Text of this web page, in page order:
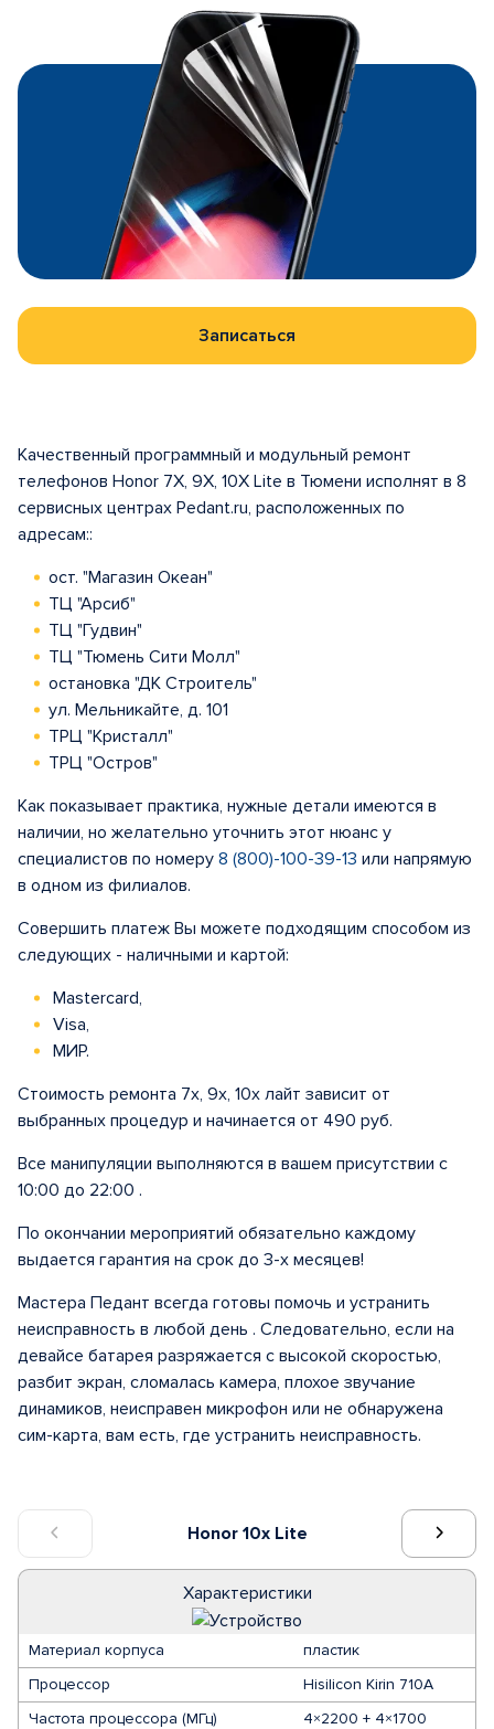
Записаться
Honor 10x Lite
Характеристики
Материал корпуса
пластик
Процессор
Hisilicon Kirin 710A
Частота процессора (МГц)
4×2200 + 4×1700
Качественный программный и модульный ремонт
телефонов Honor 7X, 9X, 10X Lite в Тюмени исполнят в 8
сервисных центрах Pedant.ru, расположенных по
адресам::
ост. "Магазин Океан"
ТЦ "Арсиб"
ТЦ "Гудвин"
ТЦ "Тюмень Сити Молл"
остановка "ДК Строитель"
ул. Мельникайте, д. 101
ТРЦ "Кристалл"
ТРЦ "Остров"
Как показывает практика, нужные детали имеются в
наличии, но желательно уточнить этот нюанс у
специалистов по номеру 8 (800)-100-39-13 или напрямую
в одном из филиалов.
Совершить платеж Вы можете подходящим способом из
следующих - наличными и картой:
Mastercard,
Visa,
МИР.
Стоимость ремонта 7х, 9х, 10х лайт зависит от
выбранных процедур и начинается от 490 руб.
Все манипуляции выполняются в вашем присутствии с
10:00 до 22:00 .
По окончании мероприятий обязательно каждому
выдается гарантия на срок до 3-х месяцев!
Мастера Педант всегда готовы помочь и устранить
неисправность в любой день . Следовательно, если на
девайсе батарея разряжается с высокой скоростью,
разбит экран, сломалась камера, плохое звучание
динамиков, неисправен микрофон или не обнаружена
сим-карта, вам есть, где устранить неисправность.